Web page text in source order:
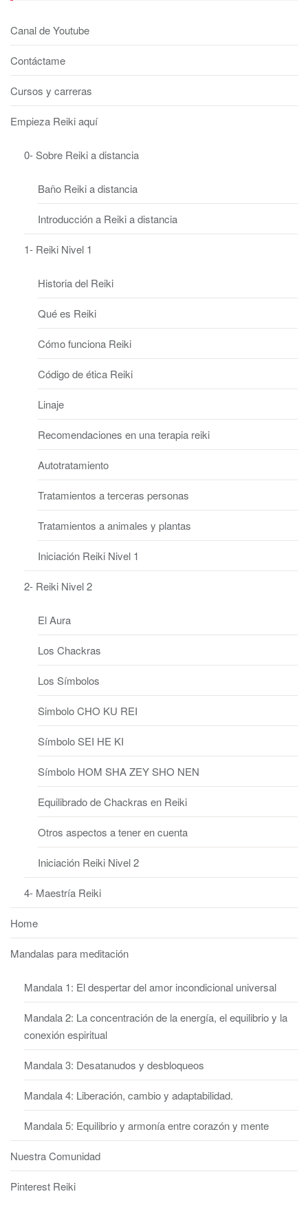
Canal de Youtube
Contáctame
Cursos y carreras
Empieza Reiki aquí
0- Sobre Reiki a distancia
Baño Reiki a distancia
Introducción a Reiki a distancia
1- Reiki Nivel 1
Historia del Reiki
Qué es Reiki
Cómo funciona Reiki
Código de ética Reiki
Linaje
Recomendaciones en una terapia reiki
Autotratamiento
Tratamientos a terceras personas
Tratamientos a animales y plantas
Iniciación Reiki Nivel 1
2- Reiki Nivel 2
El Aura
Los Chackras
Los Símbolos
Simbolo CHO KU REI
Símbolo SEI HE KI
Símbolo HOM SHA ZEY SHO NEN
Equilibrado de Chackras en Reiki
Otros aspectos a tener en cuenta
Iniciación Reiki Nivel 2
4- Maestría Reiki
Home
Mandalas para meditación
Mandala 1: El despertar del amor incondicional universal
Mandala 2: La concentración de la energía, el equilibrio y la
conexión espiritual
Mandala 3: Desatanudos y desbloqueos
Mandala 4: Liberación, cambio y adaptabilidad.
Mandala 5: Equilibrio y armonía entre corazón y mente
Nuestra Comunidad
Pinterest Reiki